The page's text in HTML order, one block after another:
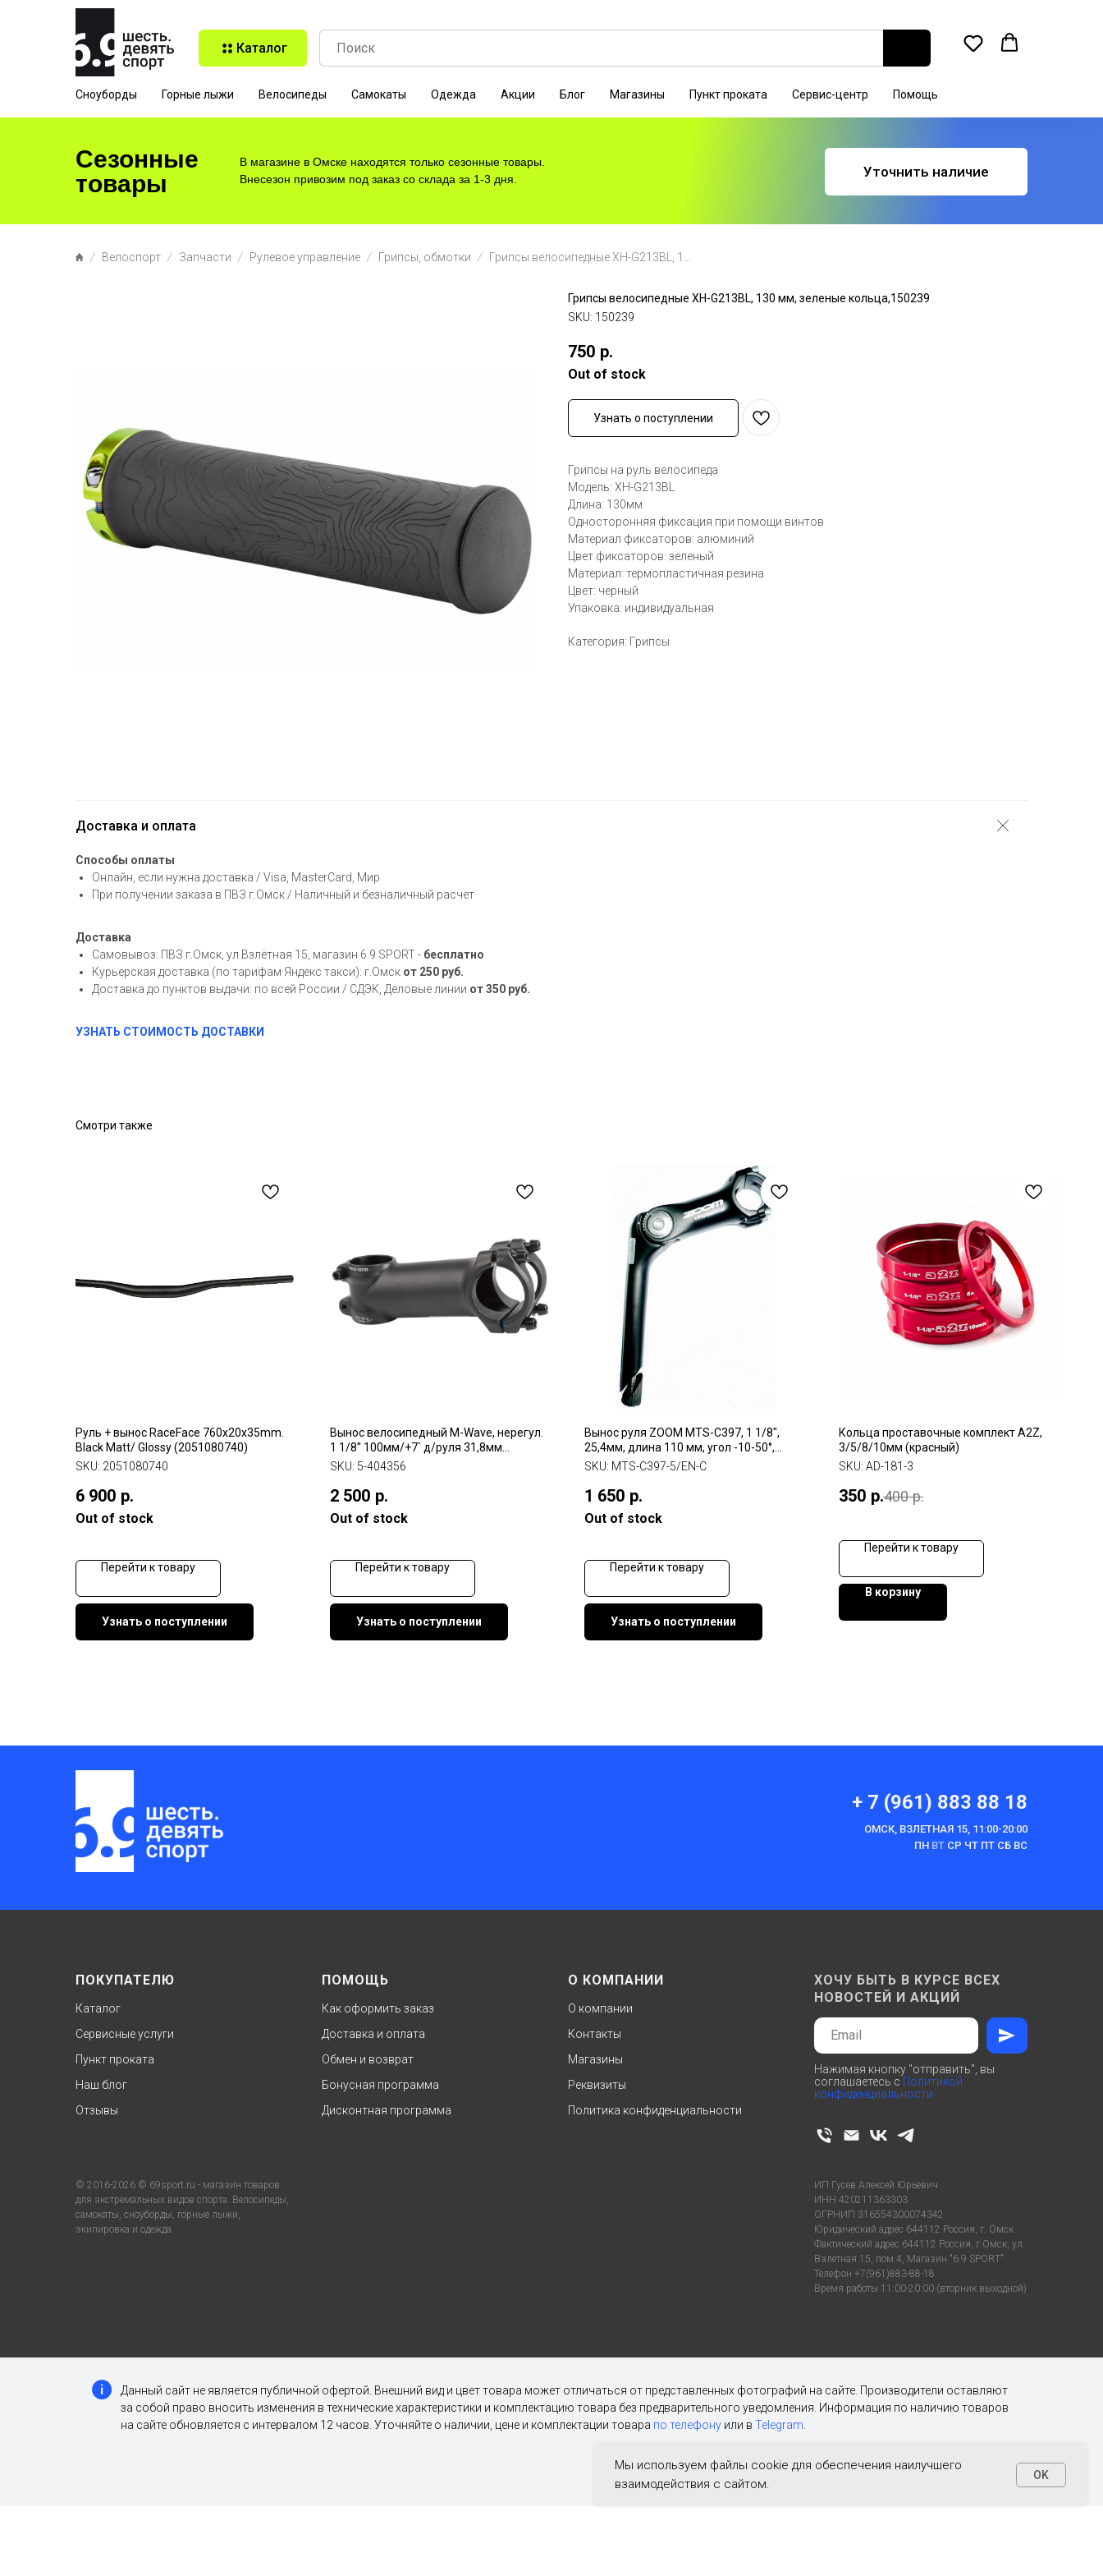
Каталог
Сноуборды Горные лыжи Велосипеды Самокаты Одежда Акции Блог Магазины Пункт проката Сервис-центр Помощь
Сезонные
товары
В магазине в Омске находятся только сезонные товары.
Внесезон привозим под заказ со склада за 1-3 дня.
Уточнить наличие
Велоспорт Запчасти Рулевое управление Грипсы, обмотки
Грипсы велосипедные XH-G213BL, 130 мм, зеленые кольца,150239
SKU: 150239
750 р.
Out of stock
Узнать о поступлении
Грипсы на руль велосипеда
Модель: XH-G213BL
Длина: 130мм
Односторонняя фиксация при помощи винтов
Материал фиксаторов: алюминий
Цвет фиксаторов: зеленый
Материал: термопластичная резина
Цвет: черный
Упаковка: индивидуальная
Категория: Грипсы
Доставка и оплата
Способы оплаты
Онлайн, если нужна доставка / Visa, MasterCard, Мир
При получении заказа в ПВЗ г.Омск / Наличный и безналичный расчет
Доставка
Самовывоз: ПВЗ г.Омск, ул.Взлётная 15, магазин 6.9 SPORT - бесплатно
Курьерская доставка (по тарифам Яндекс такси): г.Омск от 250 руб.
Доставка до пунктов выдачи: по всей России / СДЭК, Деловые линии от 350 руб.
УЗНАТЬ СТОИМОСТЬ ДОСТАВКИ
Смотри также
Руль + вынос RaceFace 760х20х35mm.
Black Matt/ Glossy (2051080740)
SKU: 2051080740
6 900 р.
Out of stock
Перейти к товару
Узнать о поступлении
Вынос велосипедный M-Wave, нерегул.
1 1/8" 100мм/+7` д/руля 31,8мм
алюминиевый
SKU: 5-404356
2 500 р.
Out of stock
Перейти к товару
Узнать о поступлении
Вынос руля ZOOM MTS-C397, 1 1/8",
25,4мм, длина 110 мм, угол -10-50°,
длина штока 180 мм
SKU: MTS-C397-5/EN-C
1 650 р.
Out of stock
Перейти к товару
Узнать о поступлении
Кольца проставочные комплект A2Z,
3/5/8/10мм (красный)
SKU: AD-181-3
350 р.400 р.
Перейти к товару
В корзину
Мы используем файлы cookie для обеспечения наилучшего
взаимодействия с сайтом.
OK
+ 7 (961) 883 88 18
ОМСК, ВЗЛЕТНАЯ 15, 11:00-20:00
ПН ВТ СР ЧТ ПТ СБ ВС
ПОКУПАТЕЛЮ
Каталог
Сервисные услуги
Пункт проката
Наш блог
Отзывы
ПОМОЩЬ
Как оформить заказ
Доставка и оплата
Обмен и возврат
Бонусная программа
Дисконтная программа
О КОМПАНИИ
О компании
Контакты
Магазины
Реквизиты
Политика конфиденциальности
ХОЧУ БЫТЬ В КУРСЕ ВСЕХ
НОВОСТЕЙ И АКЦИЙ
Нажимая кнопку "отправить", вы
соглашаетесь с Политикой
конфиденциальности
© 2016-2026 © 69sport.ru - магазин товаров
для экстремальных видов спорта. Велосипеды,
самокаты, сноуборды, горные лыжи,
экипировка и одежда.
ИП Гусев Алексей Юрьевич
ИНН 420211363303
ОГРНИП 316554300074342
Юридический адрес 644112 Россия, г. Омск
Фактический адрес 644112 Россия, г.Омск, ул.
Взлетная 15, пом.4, Магазин "6.9 SPORT"
Телефон +7(961)883-88-18
Время работы 11:00-20:00 (вторник выходной)
Данный сайт не является публичной офертой. Внешний вид и цвет товара может отличаться от представленных фотографий на сайте. Производители оставляют
за собой право вносить изменения в технические характеристики и комплектацию товара без предварительного уведомления. Информация по наличию товаров
на сайте обновляется с интервалом 12 часов. Уточняйте о наличии, цене и комплектации товара по телефону или в Telegram